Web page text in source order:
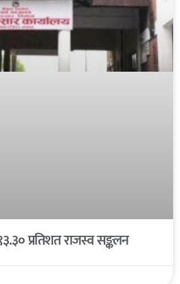
प्रतिशत राजस्व सङ्कलन